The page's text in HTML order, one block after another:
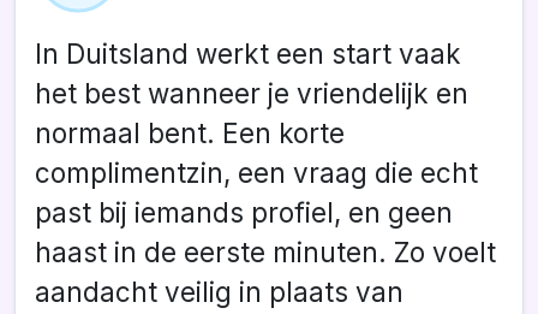
In Duitsland werkt een start vaak
het best wanneer je vriendelijk en
normaal bent. Een korte
complimentzin, een vraag die echt
past bij iemands profiel, en geen
haast in de eerste minuten. Zo voelt
aandacht veilig in plaats van